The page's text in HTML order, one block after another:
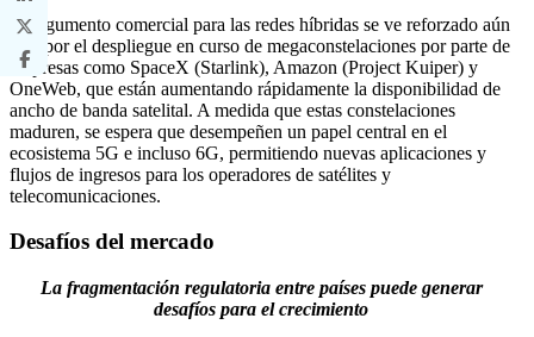
El argumento comercial para las redes híbridas se ve reforzado aún
más por el despliegue en curso de megaconstelaciones por parte de
empresas como SpaceX (Starlink), Amazon (Project Kuiper) y
OneWeb, que están aumentando rápidamente la disponibilidad de
ancho de banda satelital. A medida que estas constelaciones
maduren, se espera que desempeñen un papel central en el
ecosistema 5G e incluso 6G, permitiendo nuevas aplicaciones y
flujos de ingresos para los operadores de satélites y
telecomunicaciones.
Desafíos del mercado
La fragmentación regulatoria entre países puede generar
desafíos para el crecimiento